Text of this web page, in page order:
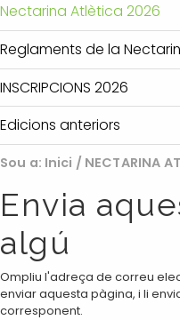
Nectarina Atlètica 2026
Reglaments de la
INSCRIPCIONS 2026
Edicions anteriors
Sou a: Inici / NECTARINA
Envia
algú
Ompliu l'adreça de correu
enviar aquesta pàgina, i li
corresponent.